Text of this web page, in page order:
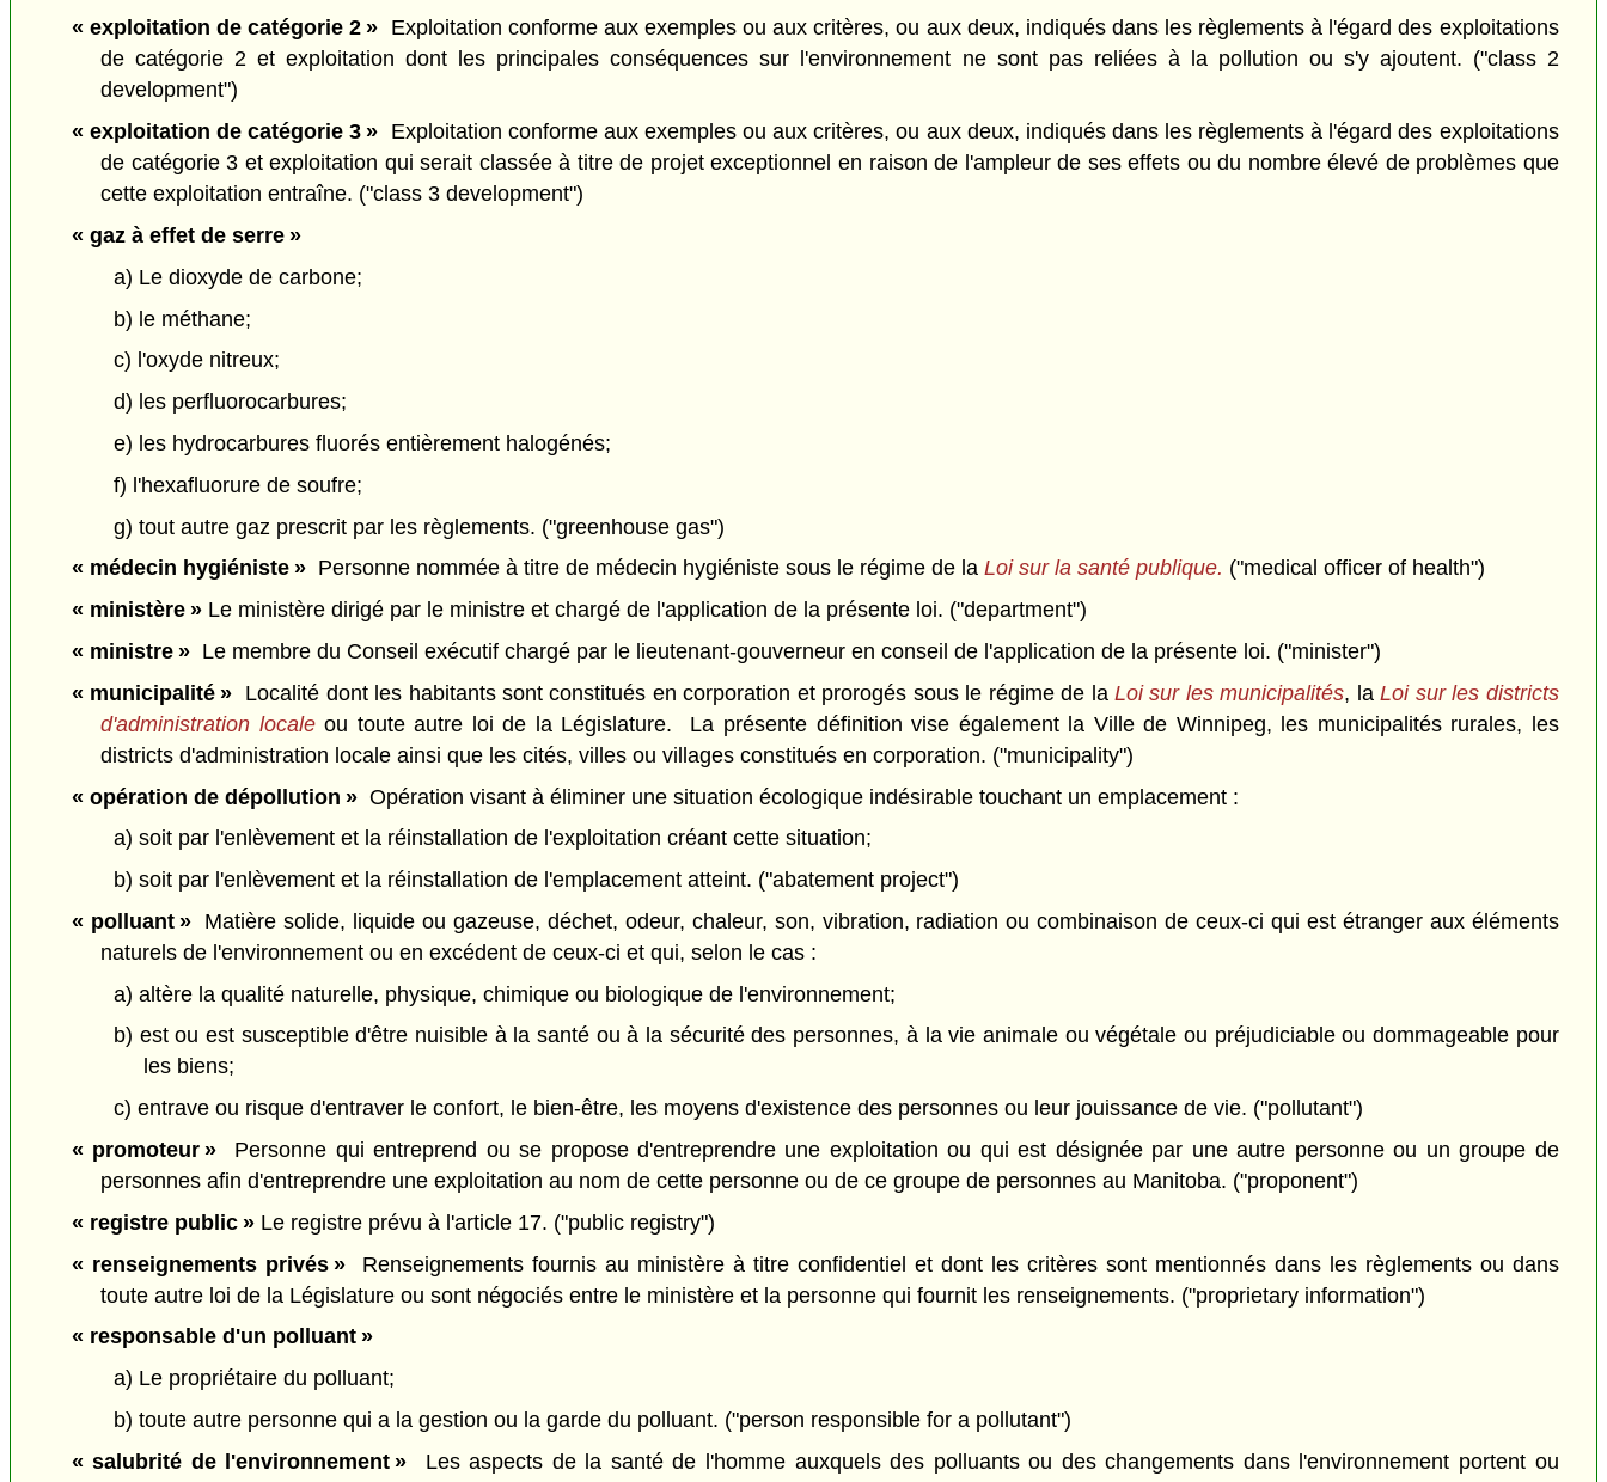
« exploitation de catégorie 2 » Exploitation conforme aux exemples ou aux critères, ou aux deux, indiqués dans les règlements à l'égard des exploitations
de catégorie 2 et exploitation dont les principales conséquences sur l'environnement ne sont pas reliées à la pollution ou s'y ajoutent. ("class 2
development")
« exploitation de catégorie 3 » Exploitation conforme aux exemples ou aux critères, ou aux deux, indiqués dans les règlements à l'égard des exploitations
de catégorie 3 et exploitation qui serait classée à titre de projet exceptionnel en raison de l'ampleur de ses effets ou du nombre élevé de problèmes que
cette exploitation entraîne. ("class 3 development")
« gaz à effet de serre »
a) Le dioxyde de carbone;
b) le méthane;
c) l'oxyde nitreux;
d) les perfluorocarbures;
e) les hydrocarbures fluorés entièrement halogénés;
f) l'hexafluorure de soufre;
g) tout autre gaz prescrit par les règlements. ("greenhouse gas")
« médecin hygiéniste »Personne nommée à titre de médecin hygiéniste sous le régime de la Loi sur la santé publique. ("medical officer of health")
« ministère » Le ministère dirigé par le ministre et chargé de l'application de la présente loi. ("department")
« ministre »Le membre du Conseil exécutif chargé par le lieutenant-gouverneur en conseil de l'application de la présente loi. ("minister")
« municipalité » Localité dont les habitants sont constitués en corporation et prorogés sous le régime de la Loi sur les municipalités, laLoi sur les districts
d'administration localeou toute autre loi de la Législature. La présente définition vise également la Ville de Winnipeg, les municipalités rurales, les
districts d'administration locale ainsi que les cités, villes ou villages constitués en corporation. ("municipality")
« opération de dépollution »Opération visant à éliminer une situation écologique indésirable touchant un emplacement :
a) soit par l'enlèvement et la réinstallation de l'exploitation créant cette situation;
b) soit par l'enlèvement et la réinstallation de l'emplacement atteint. ("abatement project")
« polluant »Matière solide, liquide ou gazeuse, déchet, odeur, chaleur, son, vibration, radiation ou combinaison de ceux-ci qui est étranger aux éléments
naturels de l'environnement ou en excédent de ceux-ci et qui, selon le cas :
a) altère la qualité naturelle, physique, chimique ou biologique de l'environnement;
b) est ou est susceptible d'être nuisible à la santé ou à la sécurité des personnes, à la vie animale ou végétale ou préjudiciable ou dommageable pour
les biens;
c) entrave ou risque d'entraver le confort, le bien-être, les moyens d'existence des personnes ou leur jouissance de vie. ("pollutant")
« promoteur » Personne qui entreprend ou se propose d'entreprendre une exploitation ou qui est désignée par une autre personne ou un groupe de
personnes afin d'entreprendre une exploitation au nom de cette personne ou de ce groupe de personnes au Manitoba. ("proponent")
« registre public »Le registre prévu à l'article 17. ("public registry")
« renseignements privés »Renseignements fournis au ministère à titre confidentiel et dont les critères sont mentionnés dans les règlements ou dans
toute autre loi de la Législature ou sont négociés entre le ministère et la personne qui fournit les renseignements. ("proprietary information")
« responsable d'un polluant »
a) Le propriétaire du polluant;
b) toute autre personne qui a la gestion ou la garde du polluant. ("person responsible for a pollutant")
« salubrité de l'environnement » Les aspects de la santé de l'homme auxquels des polluants ou des changements dans l'environnement portent ou